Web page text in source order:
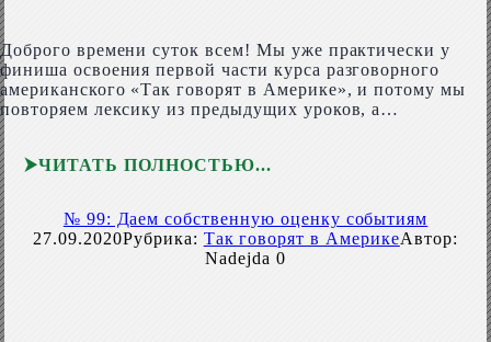
Доброго времени суток всем! Мы уже практически у
финиша освоения первой части курса разговорного
американского «Так говорят в Америке», и потому мы
повторяем лексику из предыдущих уроков, а…
ЧИТАТЬ ПОЛНОСТЬЮ
№ 99: Даем собственную оценку событиям
27.09.2020Рубрика: Так говорят в АмерикеАвтор:
Nadejda 0